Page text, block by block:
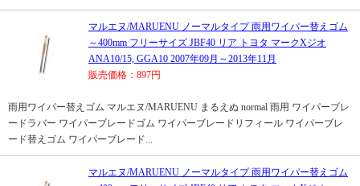
マルエヌ/MARUENU ノーマルタイプ 雨用ワイパー替えゴム
～400mm フリーサイズ JBF40 リア トヨタ マークXジオ
ANA10/15, GGA10 2007年09月～2013年11月
販売価格：897円
雨用ワイパー替えゴム マルエヌ/MARUENU まるえぬ normal 雨用 ワイパーブレ
ードラバー ワイパーブレードゴム ワイパーブレードリフィール ワイパーブレ
ード替えゴム ワイパーブレード...
マルエヌ/MARUENU ノーマルタイプ 雨用ワイパー替えゴム